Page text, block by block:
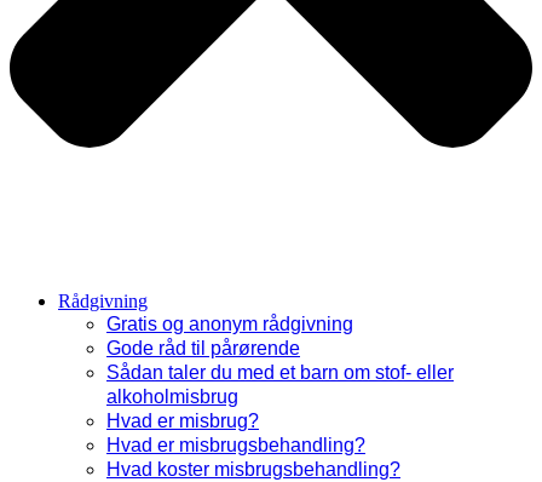
Rådgivning
Gratis og anonym rådgivning
Gode råd til pårørende
Sådan taler du med et barn om stof- eller
alkoholmisbrug
Hvad er misbrug?
Hvad er misbrugsbehandling?
Hvad koster misbrugsbehandling?